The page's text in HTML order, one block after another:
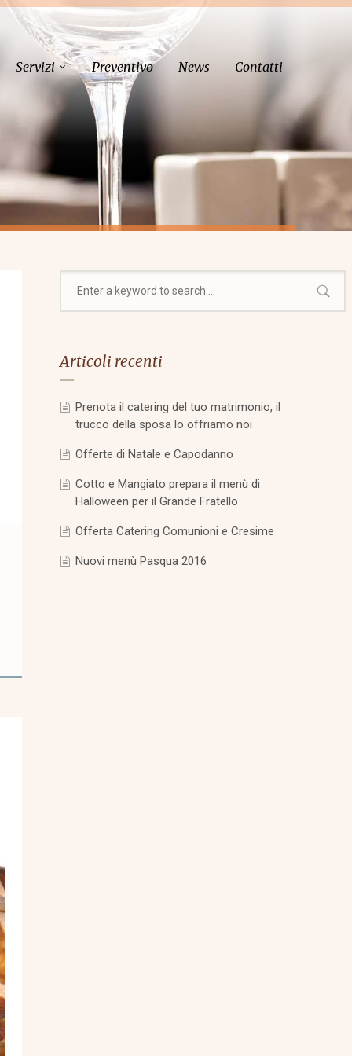
Servizi Preventivo News Contatti
Articoli recenti
Prenota il catering del tuo matrimonio, il
trucco della sposa lo offriamo noi
Offerte di Natale e Capodanno
Cotto e Mangiato prepara il menù di
Halloween per il Grande Fratello
Offerta Catering Comunioni e Cresime
Nuovi menù Pasqua 2016